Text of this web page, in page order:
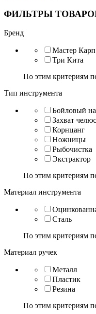
ФИЛЬТРЫ
Бренд
Мастер Карп
Три Кита
По этим критериям
Тип инструмента
Бойловый
Захват
Корнцанг
Ножницы
Рыбочистка
Экстрактор
По этим критериям
Материал инструмента
Сталь
По этим критериям
Материал ручек
Металл
Пластик
Резина
По этим критериям